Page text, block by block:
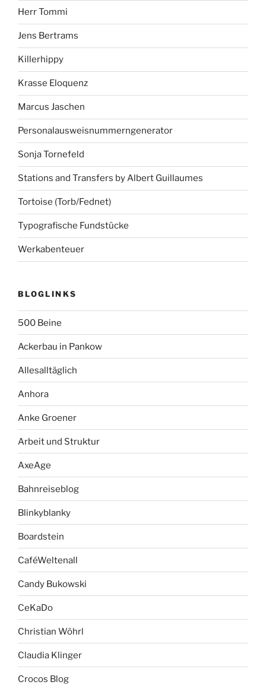
Herr Tommi
Jens Bertrams
Killerhippy
Krasse Eloquenz
Marcus Jaschen
Personalausweisnummerngenerator
Sonja Tornefeld
Stations and Transfers by Albert Guillaumes
Tortoise (Torb/Fednet)
Typografische Fundstücke
Werkabenteuer
BLOGLINKS
500 Beine
Ackerbau in Pankow
Allesalltäglich
Anhora
Anke Groener
Arbeit und Struktur
AxeAge
Bahnreiseblog
Blinkyblanky
Boardstein
CaféWeltenall
Candy Bukowski
CeKaDo
Christian Wöhrl
Claudia Klinger
Crocos Blog